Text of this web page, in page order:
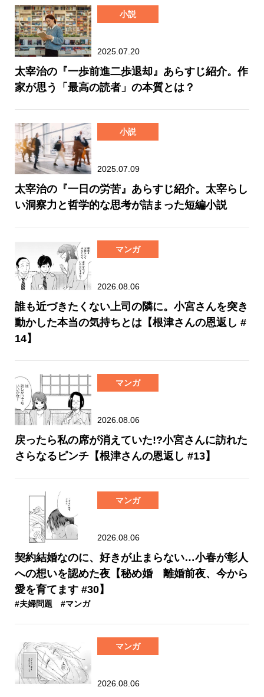
小説
2025.07.20
太宰治の『一歩前進二歩退却』あらすじ紹介。作
家が思う「最高の読者」の本質とは？
小説
2025.07.09
太宰治の『一日の労苦』あらすじ紹介。太宰らし
い洞察力と哲学的な思考が詰まった短編小説
マンガ
2026.08.06
誰も近づきたくない上司の隣に。小宮さんを突き
動かした本当の気持ちとは【根津さんの恩返し #
14】
マンガ
2026.08.06
戻ったら私の席が消えていた!?小宮さんに訪れた
さらなるピンチ【根津さんの恩返し #13】
マンガ
2026.08.06
契約結婚なのに、好きが止まらない…小春が彰人
への想いを認めた夜【秘め婚 離婚前夜、今から
愛を育てます #30】
#夫婦問題 #マンガ
マンガ
2026.08.06